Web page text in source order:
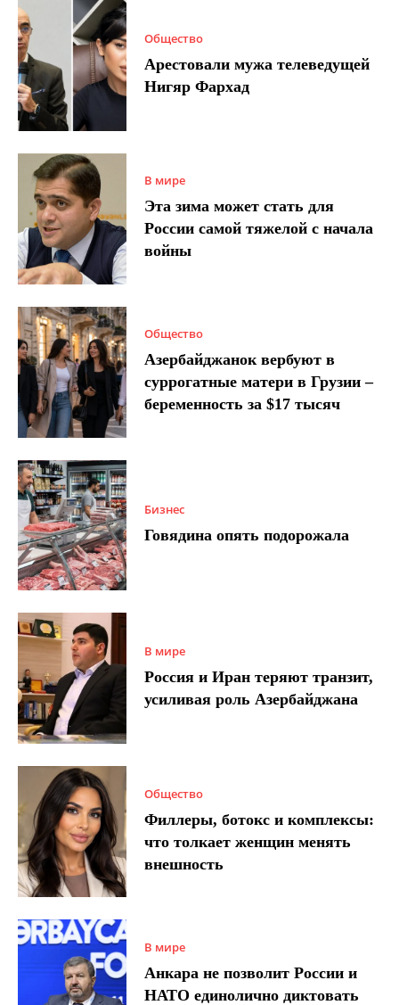
Общество
Арестовали мужа телеведущей
Нигяр Фархад
В мире
Эта зима может стать для
России самой тяжелой с начала
войны
Общество
Азербайджанок вербуют в
суррогатные матери в Грузии –
беременность за $17 тысяч
Бизнес
Говядина опять подорожала
В мире
Россия и Иран теряют транзит,
усиливая роль Азербайджана
Общество
Филлеры, ботокс и комплексы:
что толкает женщин менять
внешность
В мире
Анкара не позволит России и
НАТО единолично диктовать